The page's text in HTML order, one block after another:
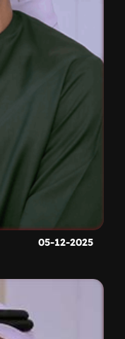
05-12-2025